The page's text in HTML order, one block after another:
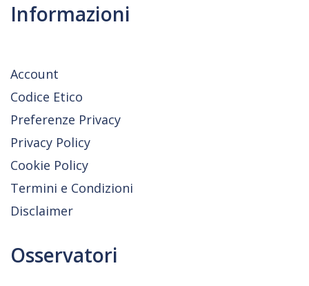
Informazioni
Account
Codice Etico
Preferenze Privacy
Privacy Policy
Cookie Policy
Termini e Condizioni
Disclaimer
Osservatori